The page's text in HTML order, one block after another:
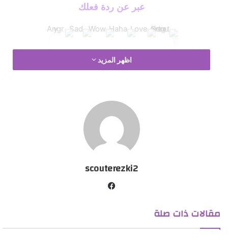
عبر عن ردة فعلك
اظهر المزيد
scouterezki2
مقالات ذات صلة